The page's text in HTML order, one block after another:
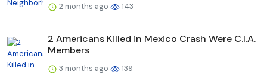
2 months ago 143
2 Americans Killed in Mexico Crash Were C.I.A.
Members
3 months ago 139